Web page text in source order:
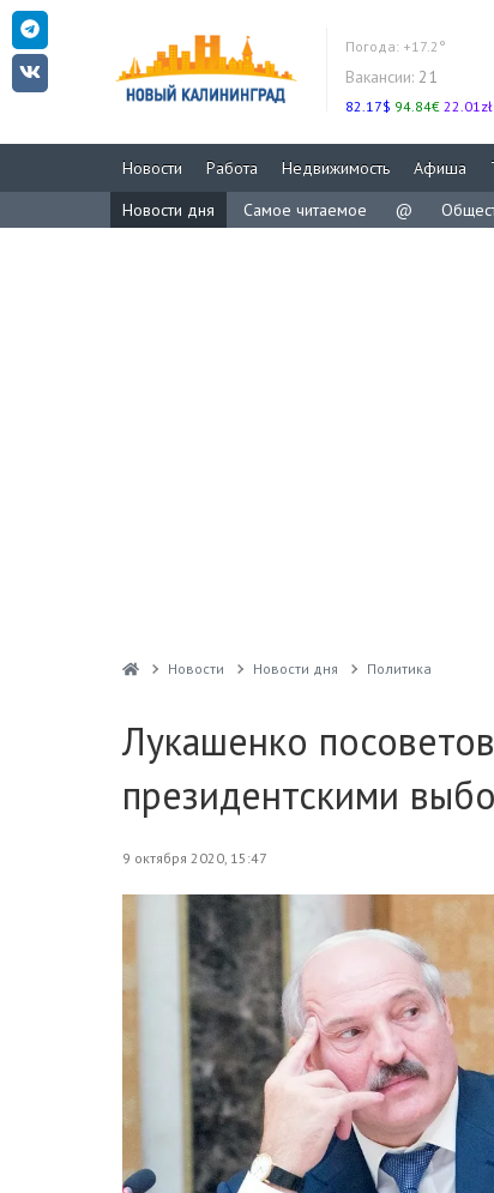
Погода: +17.2°
Вакансии: 21
82.17$ 94.84€ 22.01zł
Новости Работа Недвижимость Афиша
Новости дня
Самое читаемое @
Новости Новости дня Политика
Лукашенко
президентскими
9 октября 2020, 15:47